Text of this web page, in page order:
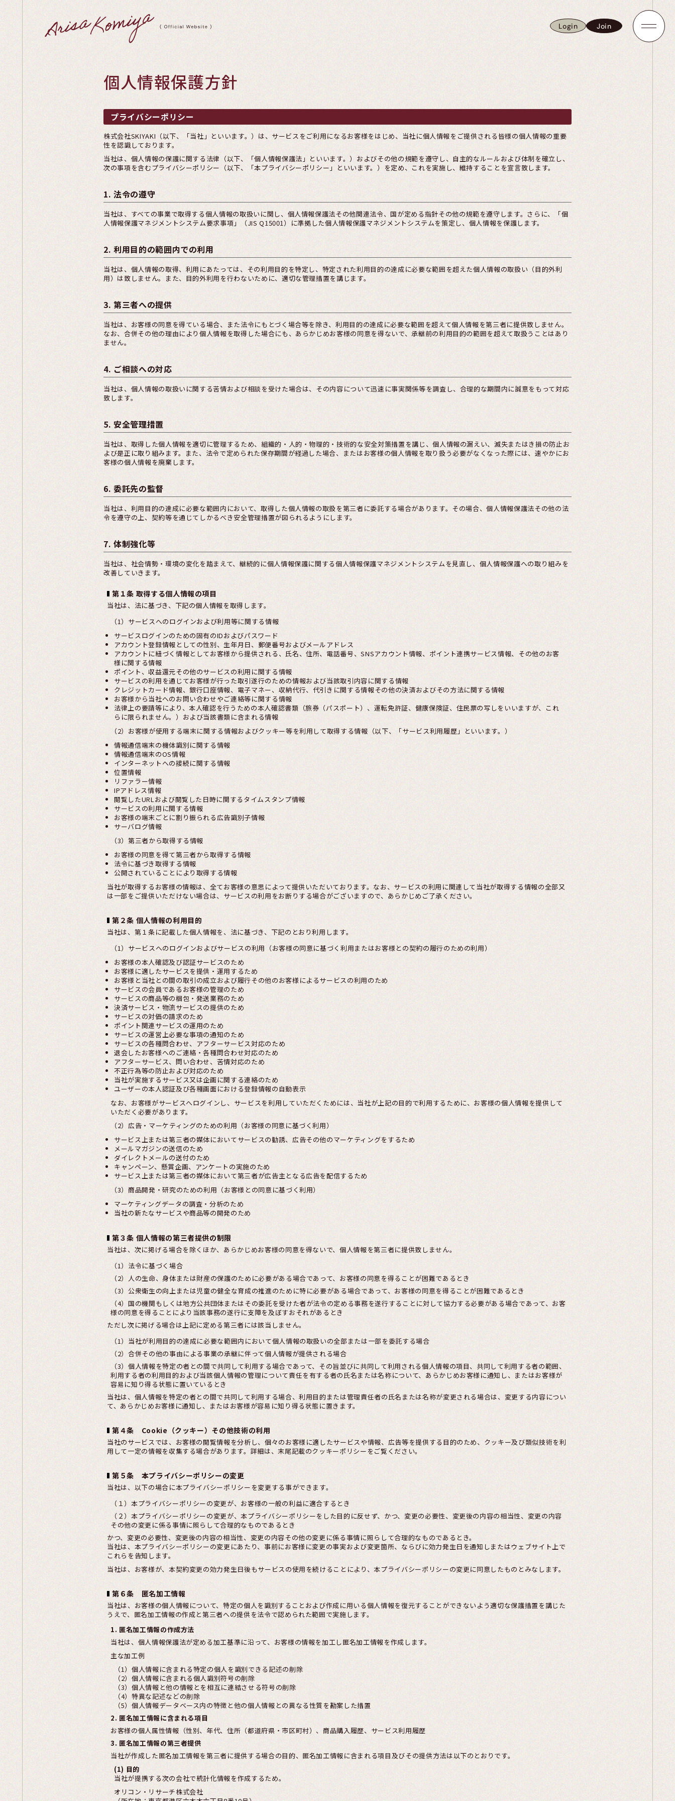
Login
Login
Join
Join
個人情報保護方針
プライバシーポリシー
株式会社SKIYAKI（以下、「当社」といいます。）は、サービスをご利用になるお客様をはじめ、当社に個人情報をご提供される皆様の個人情報の重要
性を認識しております。
当社は、個人情報の保護に関する法律（以下、「個人情報保護法」といいます。）およびその他の規範を遵守し、自主的なルールおよび体制を確立し、
次の事項を含むプライバシーポリシー（以下、「本プライバシーポリシー」といいます。）を定め、これを実施し、維持することを宣言致します。
1. 法令の遵守
当社は、すべての事業で取得する個人情報の取扱いに関し、個人情報保護法その他関連法令、国が定める指針その他の規範を遵守します。さらに、「個
人情報保護マネジメントシステム要求事項」（JIS Q15001）に準拠した個人情報保護マネジメントシステムを策定し、個人情報を保護します。
2. 利用目的の範囲内での利用
当社は、個人情報の取得、利用にあたっては、その利用目的を特定し、特定された利用目的の達成に必要な範囲を超えた個人情報の取扱い（目的外利
用）は致しません。また、目的外利用を行わないために、適切な管理措置を講じます。
3. 第三者への提供
当社は、お客様の同意を得ている場合、また法令にもとづく場合等を除き、利用目的の達成に必要な範囲を超えて個人情報を第三者に提供致しません。
なお、合併その他の理由により個人情報を取得した場合にも、あらかじめお客様の同意を得ないで、承継前の利用目的の範囲を超えて取扱うことはあり
ません。
4. ご相談への対応
当社は、個人情報の取扱いに関する苦情および相談を受けた場合は、その内容について迅速に事実関係等を調査し、合理的な期間内に誠意をもって対応
致します。
5. 安全管理措置
当社は、取得した個人情報を適切に管理するため、組織的・人的・物理的・技術的な安全対策措置を講じ、個人情報の漏えい、滅失またはき損の防止お
よび是正に取り組みます。また、法令で定められた保存期間が経過した場合、またはお客様の個人情報を取り扱う必要がなくなった際には、速やかにお
客様の個人情報を廃棄します。
6. 委託先の監督
当社は、利用目的の達成に必要な範囲内において、取得した個人情報の取扱を第三者に委託する場合があります。その場合、個人情報保護法その他の法
令を遵守の上、契約等を通じてしかるべき安全管理措置が図られるようにします。
7. 体制強化等
当社は、社会情勢・環境の変化を踏まえて、継続的に個人情報保護に関する個人情報保護マネジメントシステムを見直し、個人情報保護への取り組みを
改善していきます。
第１条 取得する個人情報の項目
当社は、法に基づき、下記の個人情報を取得します。
（1）サービスへのログインおよび利用等に関する情報
サービスログインのための固有のIDおよびパスワード
アカウント登録情報としての性別、生年月日、郵便番号およびメールアドレス
アカウントに紐づく情報としてお客様から提供される、氏名、住所、電話番号、SNSアカウント情報、ポイント連携サービス情報、その他のお客
様に関する情報
ポイント、収益還元その他のサービスの利用に関する情報
サービスの利用を通じてお客様が行った取引遂行のための情報および当該取引内容に関する情報
クレジットカード情報、銀行口座情報、電子マネー、収納代行、代引きに関する情報その他の決済およびその方法に関する情報
お客様から当社へのお問い合わせやご連絡等に関する情報
法律上の要請等により、本人確認を行うための本人確認書類（旅券（パスポート）、運転免許証、健康保険証、住民票の写しをいいますが、これ
らに限られません。）および当該書類に含まれる情報
（2）お客様が使用する端末に関する情報およびクッキー等を利用して取得する情報（以下、「サービス利用履歴」といいます。）
情報通信端末の機体識別に関する情報
情報通信端末のOS情報
インターネットへの接続に関する情報
位置情報
リファラー情報
IPアドレス情報
閲覧したURLおよび閲覧した日時に関するタイムスタンプ情報
サービスの利用に関する情報
お客様の端末ごとに割り振られる広告識別子情報
サーバログ情報
（3）第三者から取得する情報
お客様の同意を得て第三者から取得する情報
法令に基づき取得する情報
公開されていることにより取得する情報
当社が取得するお客様の情報は、全てお客様の意思によって提供いただいております。なお、サービスの利用に関連して当社が取得する情報の全部又
は一部をご提供いただけない場合は、サービスの利用をお断りする場合がございますので、あらかじめご了承ください。
第２条 個人情報の利用目的
当社は、第１条に記載した個人情報を、法に基づき、下記のとおり利用します。
（1）サービスへのログインおよびサービスの利用（お客様の同意に基づく利用またはお客様との契約の履行のための利用）
お客様の本人確認及び認証サービスのため
お客様に適したサービスを提供・運用するため
お客様と当社との間の取引の成立および履行その他のお客様によるサービスの利用のため
サービスの会員であるお客様の管理のため
サービスの商品等の梱包・発送業務のため
決済サービス・物流サービスの提供のため
サービスの対価の請求のため
ポイント関連サービスの運用のため
サービスの運営上必要な事項の通知のため
サービスの各種問合わせ、アフターサービス対応のため
退会したお客様へのご連絡・各種問合わせ対応のため
アフターサービス、問い合わせ、苦情対応のため
不正行為等の防止および対応のため
当社が実施するサービス又は企画に関する連絡のため
ユーザーの本人認証及び各種画面における登録情報の自動表示
なお、お客様がサービスへログインし、サービスを利用していただくためには、当社が上記の目的で利用するために、お客様の個人情報を提供して
いただく必要があります。
（2）広告・マーケティングのための利用（お客様の同意に基づく利用）
サービス上または第三者の媒体においてサービスの勧誘、広告その他のマーケティングをするため
メールマガジンの送信のため
ダイレクトメールの送付のため
キャンペーン、懸賞企画、アンケートの実施のため
サービス上または第三者の媒体において第三者が広告主となる広告を配信するため
（3）商品開発・研究のための利用（お客様との同意に基づく利用）
マーケティングデータの調査・分析のため
当社の新たなサービスや商品等の開発のため
第３条 個人情報の第三者提供の制限
当社は、次に掲げる場合を除くほか、あらかじめお客様の同意を得ないで、個人情報を第三者に提供致しません。
（1）法令に基づく場合
（2）人の生命、身体または財産の保護のために必要がある場合であって、お客様の同意を得ることが困難であるとき
（3）公衆衛生の向上または児童の健全な育成の推進のために特に必要がある場合であって、お客様の同意を得ることが困難であるとき
（4）国の機関もしくは地方公共団体またはその委託を受けた者が法令の定める事務を遂行することに対して協力する必要がある場合であって、お客
様の同意を得ることにより当該事務の遂行に支障を及ぼすおそれがあるとき
ただし次に掲げる場合は上記に定める第三者には該当しません。
（1）当社が利用目的の達成に必要な範囲内において個人情報の取扱いの全部または一部を委託する場合
（2）合併その他の事由による事業の承継に伴って個人情報が提供される場合
（3）個人情報を特定の者との間で共同して利用する場合であって、その旨並びに共同して利用される個人情報の項目、共同して利用する者の範囲、
利用する者の利用目的および当該個人情報の管理について責任を有する者の氏名または名称について、あらかじめお客様に通知し、またはお客様が
容易に知り得る状態に置いているとき
当社は、個人情報を特定の者との間で共同して利用する場合、利用目的または管理責任者の氏名または名称が変更される場合は、変更する内容につい
て、あらかじめお客様に通知し、またはお客様が容易に知り得る状態に置きます。
第４条 Cookie（クッキー）その他技術の利用
当社のサービスでは、お客様の閲覧情報を分析し、個々のお客様に適したサービスや情報、広告等を提供する目的のため、クッキー及び類似技術を利
用して一定の情報を収集する場合があります。詳細は、末尾記載のクッキーポリシーをご覧ください。
第５条 本プライバシーポリシーの変更
当社は、以下の場合に本プライバシーポリシーを変更する事ができます。
（１）本プライバシーポリシーの変更が、お客様の一般の利益に適合するとき
（２）本プライバシーポリシーの変更が、本プライバシーポリシーをした目的に反せず、かつ、変更の必要性、変更後の内容の相当性、変更の内容
その他の変更に係る事情に照らして合理的なものであるとき
かつ、変更の必要性、変更後の内容の相当性、変更の内容その他の変更に係る事情に照らして合理的なものであるとき。
当社は、本プライバシーポリシーの変更にあたり、事前にお客様に変更の事実および変更箇所、ならびに効力発生日を通知しまたはウェブサイト上で
これらを告知します。
当社は、お客様が、本契約変更の効力発生日後もサービスの使用を続けることにより、本プライバシーポリシーの変更に同意したものとみなします。
第６条 匿名加工情報
当社は、お客様の個人情報について、特定の個人を識別することおよび作成に用いる個人情報を復元することができないよう適切な保護措置を講じた
うえで、匿名加工情報の作成と第三者への提供を法令で認められた範囲で実施します。
1. 匿名加工情報の作成方法
当社は、個人情報保護法が定める加工基準に沿って、お客様の情報を加工し匿名加工情報を作成します。
主な加工例
（1）個人情報に含まれる特定の個人を識別できる記述の削除
（2）個人情報に含まれる個人識別符号の削除
（3）個人情報と他の情報とを相互に連結させる符号の削除
（4）特異な記述などの削除
（5）個人情報データベース内の特徴と他の個人情報との異なる性質を勘案した措置
2. 匿名加工情報に含まれる項目
お客様の個人属性情報（性別、年代、住所（都道府県・市区町村）、商品購入履歴、サービス利用履歴
3. 匿名加工情報の第三者提供
当社が作成した匿名加工情報を第三者に提供する場合の目的、匿名加工情報に含まれる項目及びその提供方法は以下のとおりです。
(1) 目的
当社が提携する次の会社で統計化情報を作成するため。
オリコン・リサーチ株式会社